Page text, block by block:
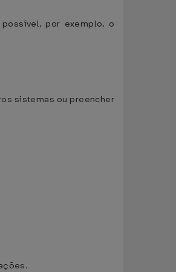
por exemplo, o
sistemas ou preencher